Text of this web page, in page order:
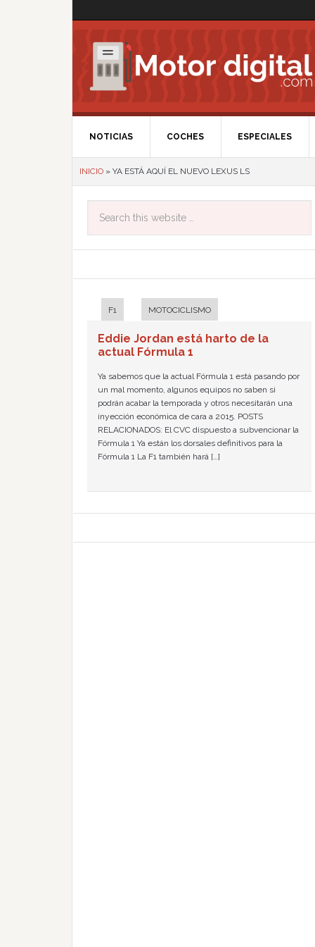
NOTICIAS COCHES ESPECIALES
INICIO » YA ESTÁ AQUÍ EL NUEVO LEXUS LS
F1 MOTOCICLISMO
Eddie Jordan está harto de la
actual Fórmula 1
Ya sabemos que la actual Fórmula 1 está pasando por
un mal momento, algunos equipos no saben si
podrán acabar la temporada y otros necesitarán una
inyección económica de cara a 2015. POSTS
RELACIONADOS: El CVC dispuesto a subvencionar la
Fórmula 1 Ya están los dorsales definitivos para la
Fórmula 1 La F1 también hará […]